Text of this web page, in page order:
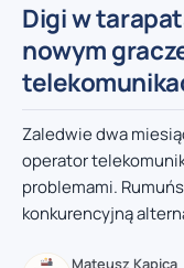
Digi w
nowym
Zaledwie dwa
operator
problemami.
konkurencyjną
Mateusz Kapica